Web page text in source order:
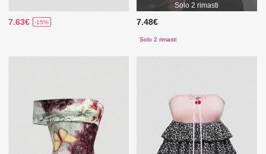
7.63€ -15%
Solo 2 rimasti
7.48€
Solo 2 rimasti